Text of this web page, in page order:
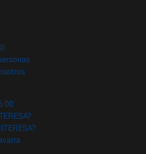
en nueva ventana)
(abre en nueva ventana)
(abre en nueva ventana)
00